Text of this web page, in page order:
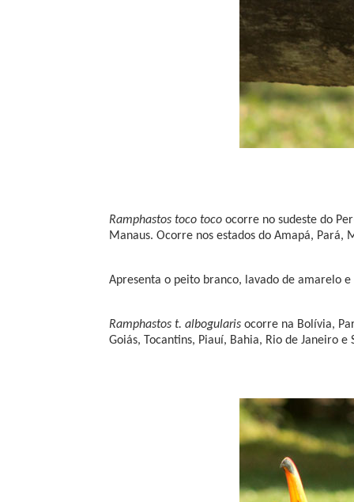
Ramphastos toco toco ocorre no sudeste do
Manaus. Ocorre nos estados do Amapá, Pará,
Apresenta o peito branco, lavado de amarelo
Ramphastos t. albogularis ocorre na Bolívia,
Goiás, Tocantins, Piauí, Bahia, Rio de Janeiro e